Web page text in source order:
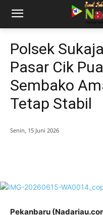
Polsek
Pasar Cik
Sembako
Tetap Stabil
Senin, 15 Juni 2026
Pekanbaru